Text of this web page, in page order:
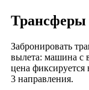
Трансферы
Забронировать
вылета: машина с
цена
3 направления.